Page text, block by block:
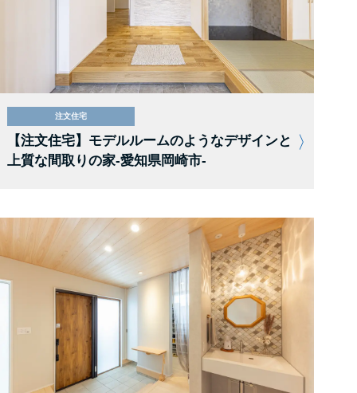
注文住宅
【注文住宅】モデルルームのようなデザインと
上質な間取りの家-愛知県岡崎市-